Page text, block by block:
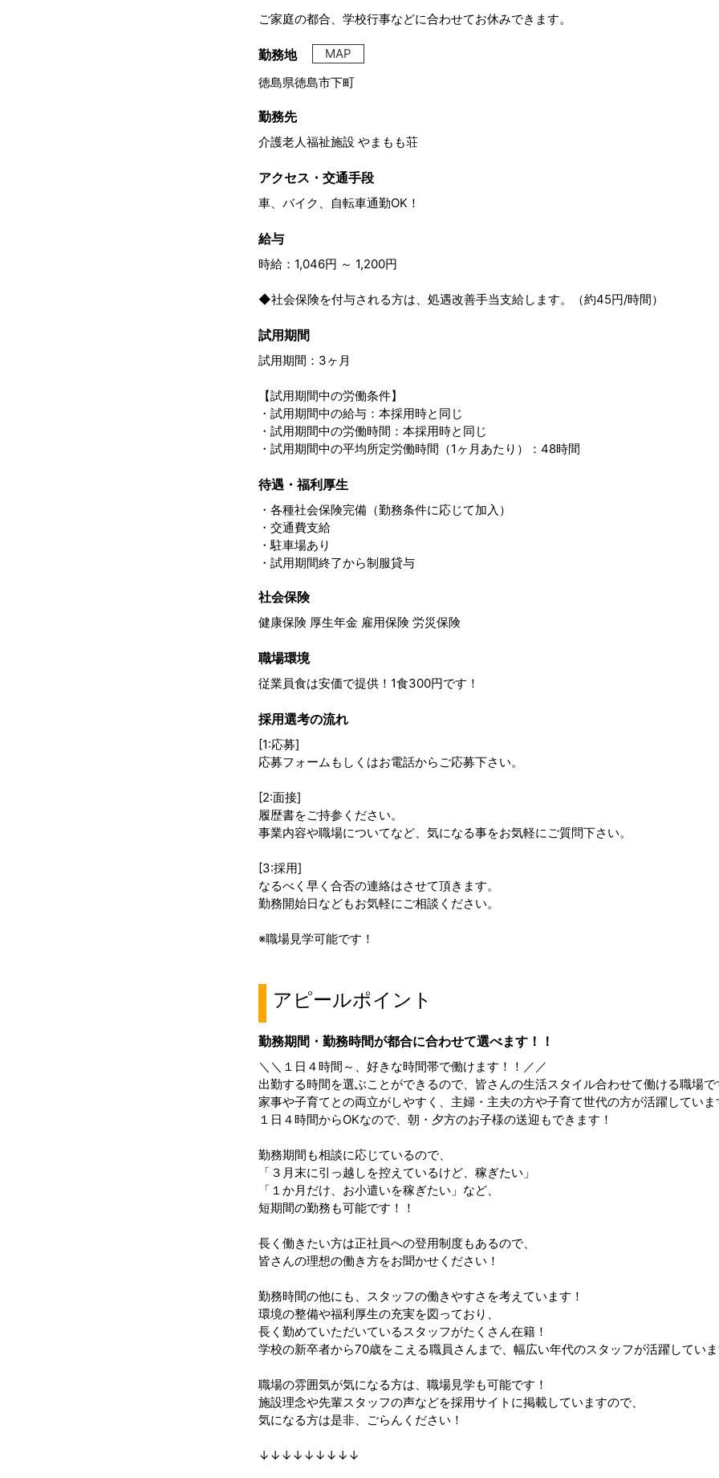
ご家庭の都合、学校行事などに合わせてお休みできます。
勤務地
MAP
徳島県徳島市下町
勤務先
介護老人福祉施設 やまもも荘
アクセス・交通手段
車、バイク、自転車通勤OK！
給与
時給：1,046円 ～ 1,200円
◆社会保険を付与される方は、処遇改善手当支給します。（約45円/時間）
試用期間
試用期間：3ヶ月
【試用期間中の労働条件】
・試用期間中の給与：本採用時と同じ
・試用期間中の労働時間：本採用時と同じ
・試用期間中の平均所定労働時間（1ヶ月あたり）：48時間
待遇・福利厚生
・各種社会保険完備（勤務条件に応じて加入）
・交通費支給
・駐車場あり
・試用期間終了から制服貸与
社会保険
健康保険 厚生年金 雇用保険 労災保険
職場環境
従業員食は安価で提供！1食300円です！
採用選考の流れ
[1:応募]
応募フォームもしくはお電話からご応募下さい。
[2:面接]
履歴書をご持参ください。
事業内容や職場についてなど、気になる事をお気軽にご質問下さい。
[3:採用]
なるべく早く合否の連絡はさせて頂きます。
勤務開始日などもお気軽にご相談ください。
※職場見学可能です！
アピールポイント
勤務期間・勤務時間が都合に合わせて選べます！！
＼＼１日４時間～、好きな時間帯で働けます！！／／
出勤する時間を選ぶことができるので、皆さんの生活スタイル合わせて働ける職場で
家事や子育てとの両立がしやすく、主婦・主夫の方や子育て世代の方が活躍していま
１日４時間からOKなので、朝・夕方のお子様の送迎もできます！
勤務期間も相談に応じているので、
「３月末に引っ越しを控えているけど、稼ぎたい」
「１か月だけ、お小遣いを稼ぎたい」など、
短期間の勤務も可能です！！
長く働きたい方は正社員への登用制度もあるので、
皆さんの理想の働き方をお聞かせください！
勤務時間の他にも、スタッフの働きやすさを考えています！
環境の整備や福利厚生の充実を図っており、
長く勤めていただいているスタッフがたくさん在籍！
学校の新卒者から70歳をこえる職員さんまで、幅広い年代のスタッフが活躍してい
職場の雰囲気が気になる方は、職場見学も可能です！
施設理念や先輩スタッフの声などを採用サイトに掲載していますので、
気になる方は是非、ごらんください！
↓↓↓↓↓↓↓↓↓